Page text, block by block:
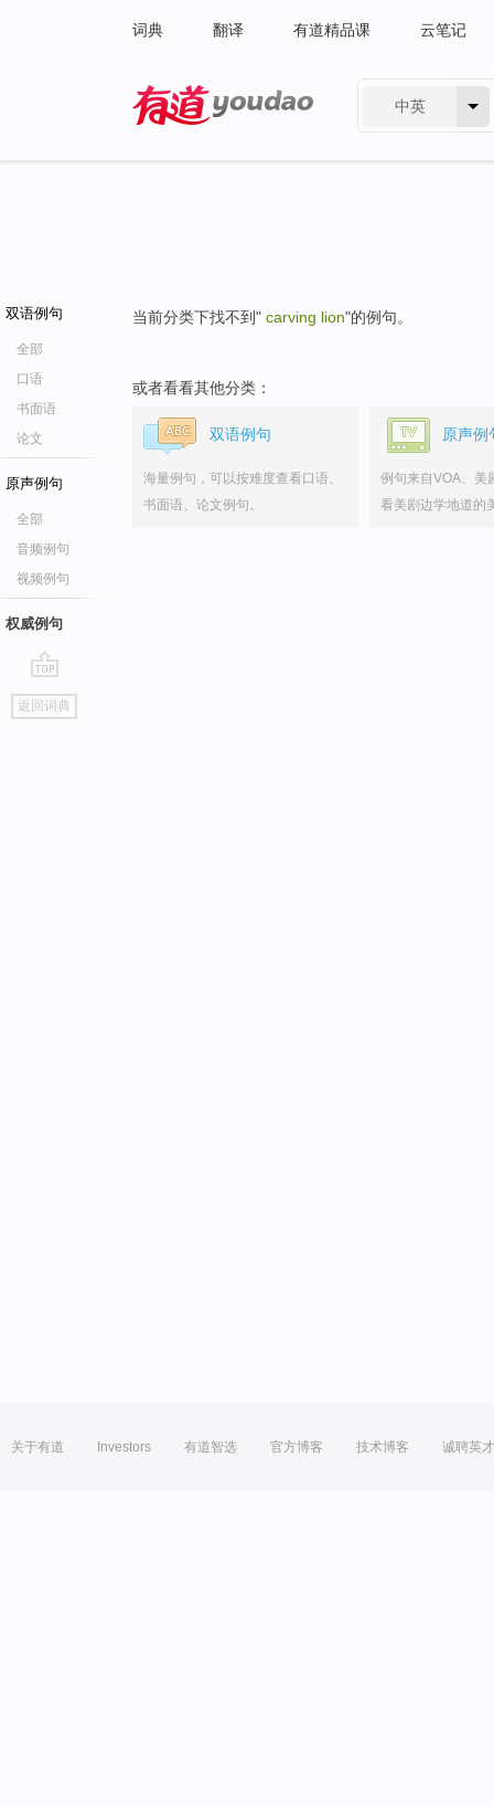
词典 翻译 有道精品课 云笔记
中英
双语例句
全部
口语
书面语
论文
原声例句
全部
音频例句
视频例句
权威例句
go
top
返回词典
当前分类下找不到" carving lion"的例句。
或者看看其他分类：
双语例句
海量例句，可以按难度查看口语、
书面语、论文例句。
原声例
例句来自VOA、美
看美剧边学地道的
关于有道 Investors 有道智选 官方博客 技术博客 诚聘英才